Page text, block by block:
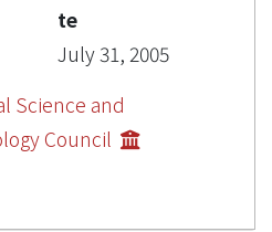
te
July 31, 2005
Science and
Council